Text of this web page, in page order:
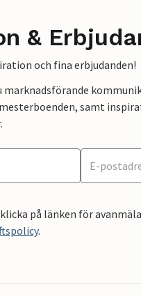
&
och fina erbjudanden!
samt
på länken för
.